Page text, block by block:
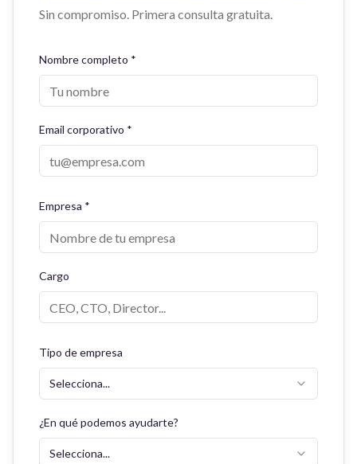
Sin compromiso. Primera consulta gratuita.
Nombre completo *
Email corporativo *
Empresa *
Cargo
Tipo de empresa
Selecciona...
¿En qué podemos ayudarte?
Selecciona...